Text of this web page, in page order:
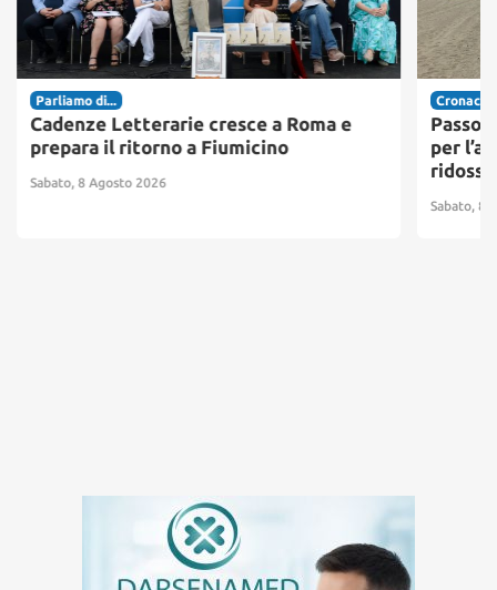
Parliamo di...
Cadenze Letterarie cresce a Roma e
prepara il ritorno a Fiumicino
Sabato, 8 Agosto 2026
Cronaca
per
Sabato, 8